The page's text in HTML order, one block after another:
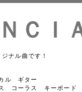
ＣＩ
ナル曲です！
ル ギター
コーラス キーボード